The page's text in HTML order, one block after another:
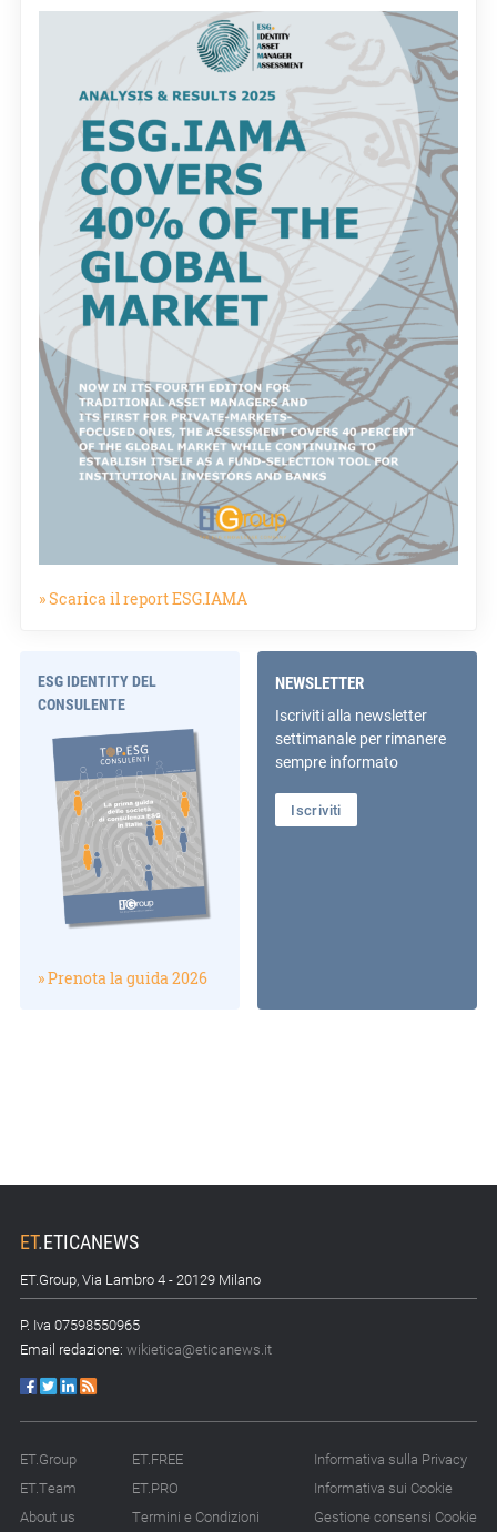
» Scarica il report ESG.IAMA
ESG IDENTITY DEL
CONSULENTE
» Prenota la guida 2026
NEWSLETTER
Iscriviti alla newsletter
settimanale per rimanere
sempre informato
Iscriviti
ET.ETICANEWS
ET.Group, Via Lambro 4 - 20129 Milano
P. Iva 07598550965
Email redazione: wikietica@eticanews.it
ET.Group
ET.Team
About us
ET.FREE
ET.PRO
Termini e Condizioni
Informativa sulla Privacy
Informativa sui Cookie
Gestione consensi Cookie